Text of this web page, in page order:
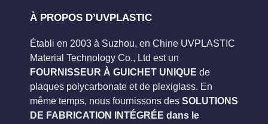
À PROPOS D’UVPLASTIC
Établi en 2003 à Suzhou, en Chine UVPLASTIC
Material Technology Co., Ltd est un
FOURNISSEUR À GUICHET UNIQUE de
plaques polycarbonate et de plexiglass. En
même temps, nous fournissons des SOLUTIONS
DE FABRICATION INTÉGRÉE dans le